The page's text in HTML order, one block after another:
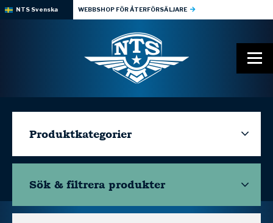
NTS Svenska WEBBSHOP FÖR ÅTERFÖRSÄLJARE
Produktkategorier
Sök & filtrera produkter